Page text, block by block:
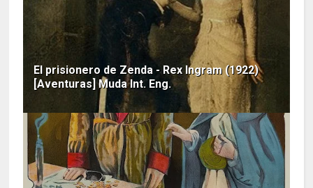
El prisionero de Zenda - Rex Ingram (1922)
[Aventuras] Muda Int. Eng.